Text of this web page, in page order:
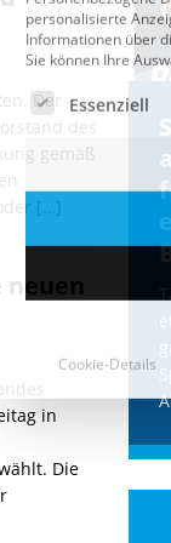
Der
des
gemäß
[…]
in
Die
nach
die
Cookie-Details